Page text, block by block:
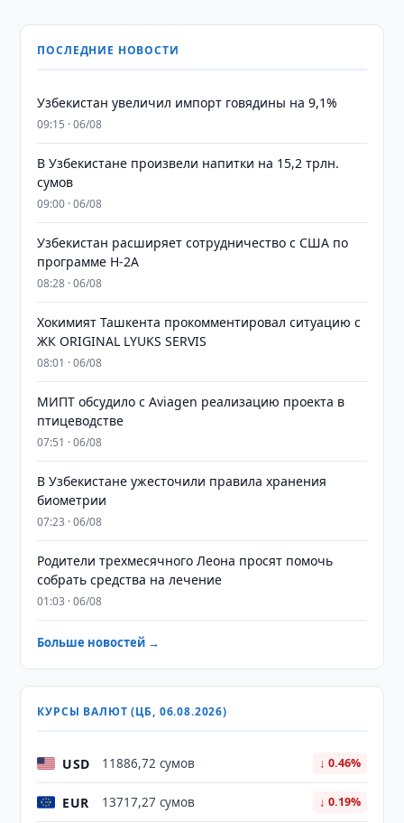
ПОСЛЕДНИЕ НОВОСТИ
Узбекистан увеличил импорт говядины на 9,1%
09:15 · 06/08
В Узбекистане произвели напитки на 15,2 трлн.
сумов
09:00 · 06/08
Узбекистан расширяет сотрудничество с США по
программе H-2A
08:28 · 06/08
Хокимият Ташкента прокомментировал ситуацию с
ЖК ORIGINAL LYUKS SERVIS
08:01 · 06/08
МИПТ обсудило с Aviagen реализацию проекта в
птицеводстве
07:51 · 06/08
В Узбекистане ужесточили правила хранения
биометрии
07:23 · 06/08
Родители трехмесячного Леона просят помочь
собрать средства на лечение
01:03 · 06/08
Больше новостей →
КУРСЫ ВАЛЮТ (ЦБ, 06.08.2026)
USD 11886,72 сумов ↓ 0.46%
EUR 13717,27 сумов ↓ 0.19%